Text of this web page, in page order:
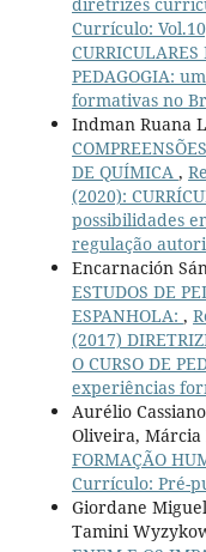
Currículo:
PEDAGOGIA:
formativas no
Indman Ruana
DE QUÍMICA ,
(2020):
possibilidades
regulação
Encarnación
ESTUDOS DE
ESPANHOLA: ,
(2017)
O CURSO DE
experiências
Aurélio
Oliveira, Márcia
FORMAÇÃO
Currículo: Pré-
Giordane
Tamini